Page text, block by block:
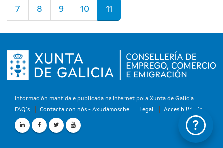
7 8 9 10 11
Información mantida e publicada na Internet pola Xunta de Galicia
FAQ's
Contacta con nós - Axudámosche Legal Accesibilidade